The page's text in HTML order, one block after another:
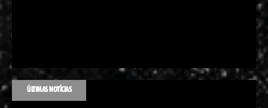
ÚLTIMAS NOTÍCIAS